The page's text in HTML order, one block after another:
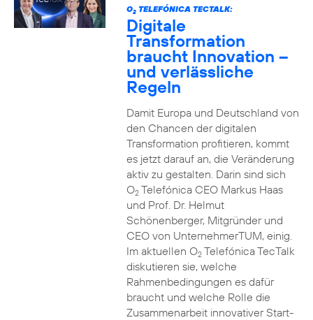
O2TELEFÓNICA TECTALK:
Digitale
Transformation
braucht Innovation –
und verlässliche
Regeln
Damit Europa und Deutschland von
den Chancen der digitalen
Transformation profitieren, kommt
es jetzt darauf an, die Veränderung
aktiv zu gestalten. Darin sind sich
O2Telefónica CEO Markus Haas
und Prof. Dr. Helmut
Schönenberger, Mitgründer und
CEO von UnternehmerTUM, einig.
Im aktuellen O2Telefónica TecTalk
diskutieren sie, welche
Rahmenbedingungen es dafür
braucht und welche Rolle die
Zusammenarbeit innovativer Start-